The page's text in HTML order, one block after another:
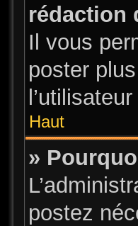
rédaction
Il vous
poster
Haut
»
postez